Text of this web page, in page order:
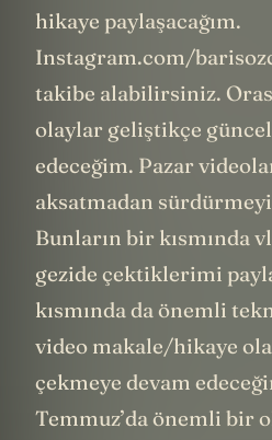
hikaye paylaşacağım.
Instagram.com/
takibe alabilirsiniz.
olaylar geliştikçe
edeceğim. Pazar
aksatmadan
Bunların bir kısmında
gezide çektiklerimi
kısmında da önemli
video makale/hikaye
çekmeye devam
Temmuz’da önemli bir